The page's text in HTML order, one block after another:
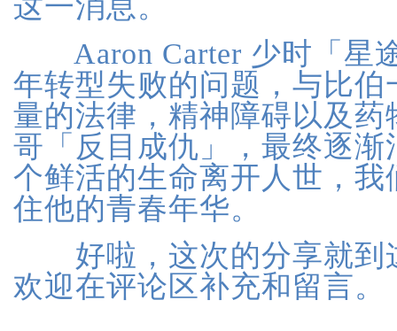
Aaron Carter 少时「星
年转型失败的问题，与比
量的法律，精神障碍以及
哥「反目成仇」，最终逐
个鲜活的生命离开人世，
住他的青春年华。
好啦，这次的分享就到
欢迎在评论区补充和留言。